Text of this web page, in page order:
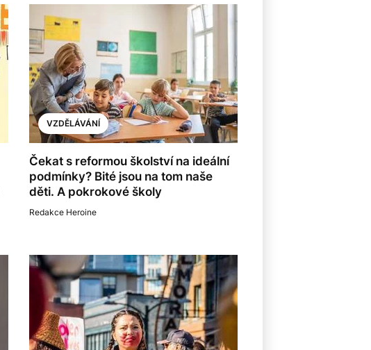
VZDĚLÁVÁNÍ
Čekat s reformou školství na ideální
podmínky? Bité jsou na tom naše
děti. A pokrokové školy
Redakce Heroine